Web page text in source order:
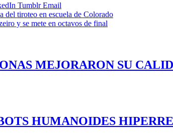
Tumblr Email
del tiroteo en escuela de Colorado
y se mete en octavos de final
MEJORARON SU
HUMANOIDES